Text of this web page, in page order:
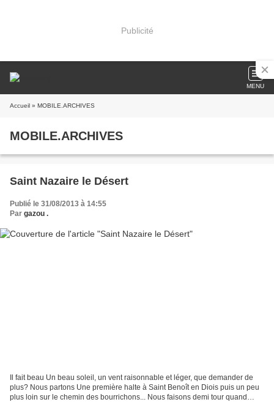
Publicité
MENU
Accueil » MOBILE.ARCHIVES
MOBILE.ARCHIVES
Saint Nazaire le Désert
Publié le 31/08/2013 à 14:55
Par gazou .
Il fait beau Un beau soleil, un vent raisonnable et léger, que demander de
plus? Nous partons Une première halte à Saint Benoît en Diois puis un peu
plus loin sur le chemin des bourrichons... Nous faisons demi tour quand